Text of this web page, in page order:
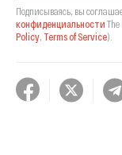
Подписываясь, вы
конфиденциальности The
Policy Terms of Service).